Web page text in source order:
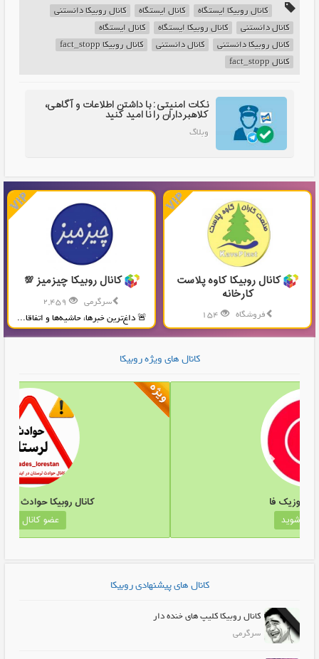
کانال روبیکا ایستگاه کانال ایستگاه
کانال روبیکا دانستنی
کانال دانستنی
کانال روبیکا ایستگاه
کانال ایستگاه
کانال روبیکا دانستنی
کانال دانستنی
کانال روبیکا fact_stopp
کانال fact_stopp
نکات امنیتی: با داشتن اطلاعات و آگاهی،
کلاهبرداران را نا امید کنید
وبلاگ
کانال روبیکا کاوه پلاست
کارخانه
فروشگاه
تولید و پخش محصولات پلاستیکی...
کانال روبیکا چیزمیز 💯
سرگرمی
🚨 داغ‌ترین خبرها، حاشیه‌ها و اتفاقا...
کانال های ویژه روبیکا
کانال روبیکا موزیک فا
کانال های پیشنهادی روبیکا
کانال روبیکا کلیپ های خنده دار
سرگرمی